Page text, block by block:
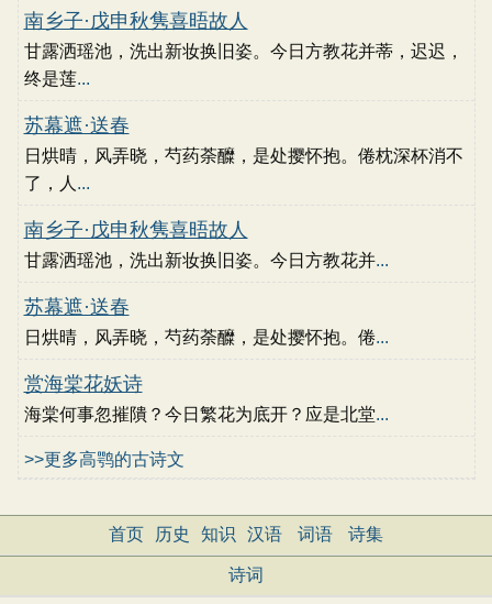
南乡子·戊申秋隽喜晤故人
甘露洒瑶池，洗出新妆换旧姿。今日方教花并蒂，迟迟，
终是莲...
苏幕遮·送春
日烘晴，风弄晓，芍药荼醾，是处撄怀抱。倦枕深杯消不
了，人 ...
南乡子·戊申秋隽喜晤故人
甘露洒瑶池，洗出新妆换旧姿。今日方教花并...
苏幕遮·送春
日烘晴，风弄晓，芍药荼醾，是处撄怀抱。倦...
赏海棠花妖诗
海棠何事忽摧隤？今日繁花为底开？应是北堂...
>>更多高鹗的古诗文
首页 历史 知识 汉语 词语 诗集
诗词